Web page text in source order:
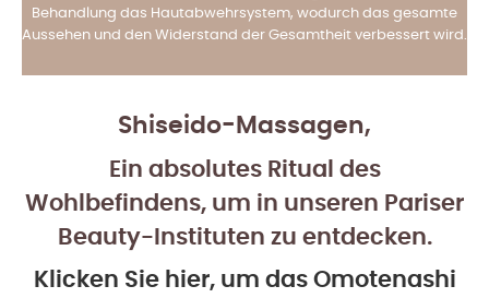
Behandlung das Hautabwehrsystem, wodurch das gesamte
Aussehen und den Widerstand der Gesamtheit verbessert wird.
Shiseido-Massagen,
Ein absolutes Ritual des
Wohlbefindens, um in unseren Pariser
Beauty-Instituten zu entdecken.
Klicken Sie hier, um das Omotenashi